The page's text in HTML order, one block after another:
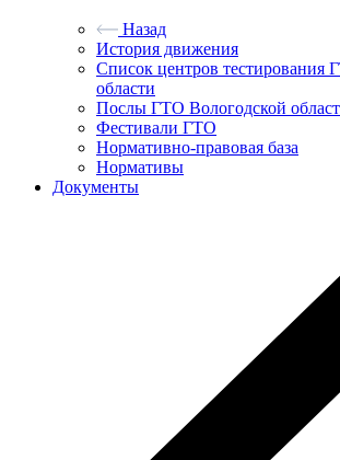
Назад
История движения
Список центров тестирования
области
Послы ГТО Вологодской
Фестивали ГТО
Нормативно-правовая база
Нормативы
Документы